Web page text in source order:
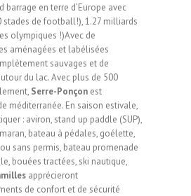
en terre d’Europe avec
stades de football!), 1.27 milliards
olympiques !)Avec de
aménagées et labélisées
sauvages et de
du lac. Avec plus de 500
Serre-Ponçon est
méditerranée. En saison estivale,
: aviron, stand up paddle (SUP),
bateau à pédales, goélette,
sans permis, bateau promenade
bouées tractées, ski nautique,
apprécieront
de confort et de sécurité